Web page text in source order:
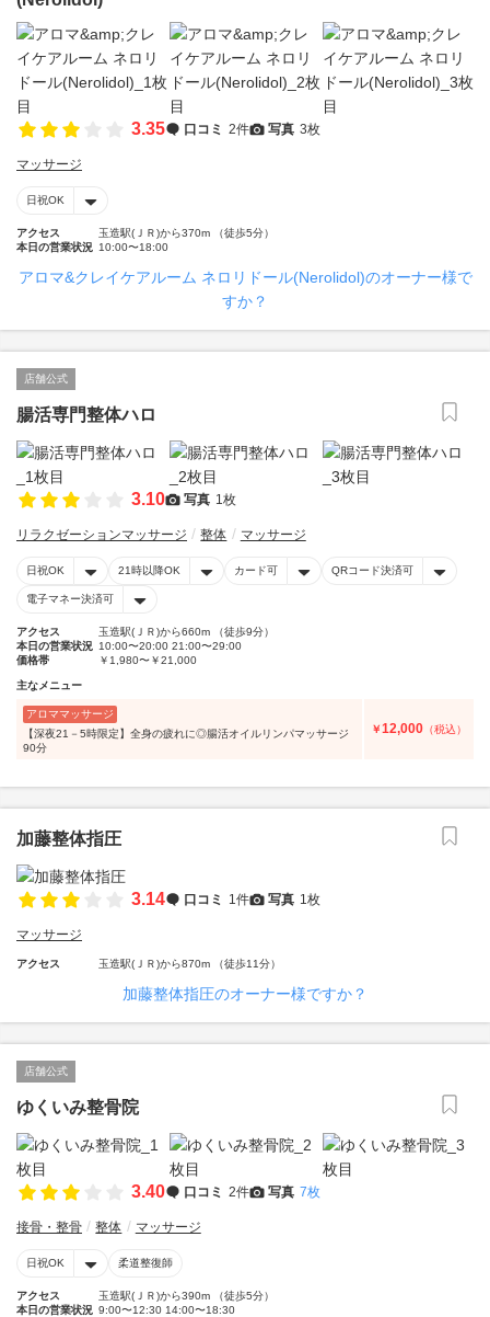
3.35 口コミ 2件 写真 3枚
マッサージ
日祝OK
アクセス
玉造駅(ＪＲ)から370m （徒歩5分）
本日の営業状況 10:00〜18:00
アロマ&クレイケアルーム ネロリドール(Nerolidol)のオーナー様で
すか？
店舗公式
腸活専門整体ハロ
3.10 写真 1枚
リラクゼーションマッサージ 整体 マッサージ
日祝OK 21時以降OK カード可 QRコード決済可
電子マネー決済可
アクセス
玉造駅(ＪＲ)から660m （徒歩9分）
本日の営業状況 10:00〜20:00 21:00〜29:00
価格帯
￥1,980〜￥21,000
主なメニュー
アロママッサージ
【深夜21－5時限定】全身の疲れに◎腸活オイルリンパマッサージ
90分
￥12,000 （税込）
加藤整体指圧
3.14 口コミ 1件 写真 1枚
マッサージ
アクセス 玉造駅(ＪＲ)から870m （徒歩11分）
加藤整体指圧のオーナー様ですか？
店舗公式
ゆくいみ整骨院
3.40 口コミ 2件 写真 7枚
接骨・整骨 整体 マッサージ
日祝OK 柔道整復師
アクセス
玉造駅(ＪＲ)から390m （徒歩5分）
本日の営業状況 9:00〜12:30 14:00〜18:30